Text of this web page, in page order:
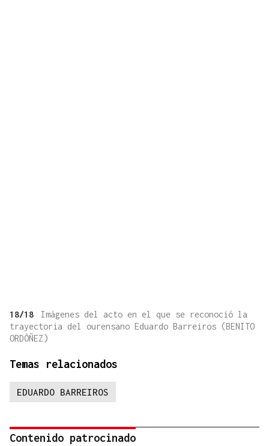
18/18
Imágenes del acto en el que se reconoció la
trayectoria del ourensano Eduardo Barreiros (BENITO
ORDÓÑEZ)
Temas relacionados
EDUARDO BARREIROS
Contenido patrocinado